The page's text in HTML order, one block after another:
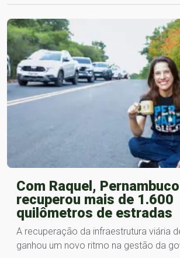
Com Raquel,
recuperou mais de 1.600
quilômetros de estradas
A recuperação da infraestrutura viária
ganhou um novo ritmo na gestão da